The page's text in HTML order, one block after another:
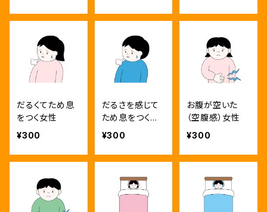
だるくてため息
をつく女性
¥300
だるさを感じて
ため息をつく男
性のイラスト
¥300
お腹が空いた
（空腹感）女性
¥300